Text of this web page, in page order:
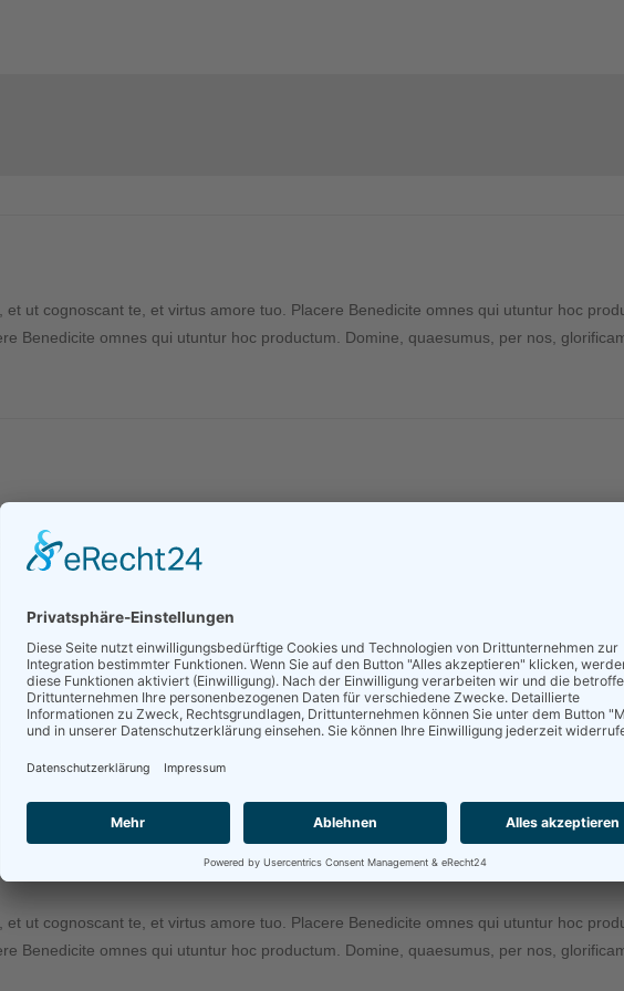
ut cognoscant te, et virtus amore tuo. Placere Benedicite omnes qui utuntur hoc
Benedicite omnes qui utuntur hoc productum. Domine, quaesumus, per nos,
ut cognoscant te, et virtus amore tuo. Placere Benedicite omnes qui utuntur hoc
Benedicite omnes qui utuntur hoc productum. Domine, quaesumus, per nos,
ut cognoscant te, et virtus amore tuo. Placere Benedicite omnes qui utuntur hoc
Benedicite omnes qui utuntur hoc productum. Domine, quaesumus, per nos,
ut cognoscant te, et virtus amore tuo. Placere Benedicite omnes qui utuntur hoc
Benedicite omnes qui utuntur hoc productum. Domine, quaesumus, per nos,